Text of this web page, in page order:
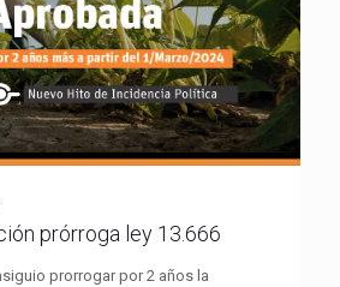
prórroga ley 13.666
prorrogar por 2 años la